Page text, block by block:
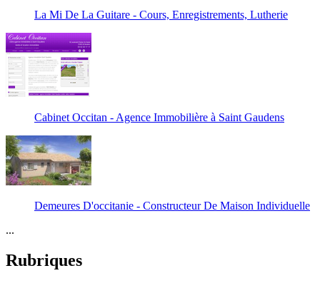
La Mi De La Guitare - Cours, Enregistrements, Lutherie
Cabinet Occitan - Agence Immobilière à Saint Gaudens
Demeures D'occitanie - Constructeur De Maison Individuelle
...
Rubriques